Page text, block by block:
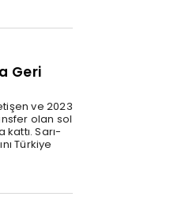
Geri
ve 2023
olan sol
Sarı-
Türkiye